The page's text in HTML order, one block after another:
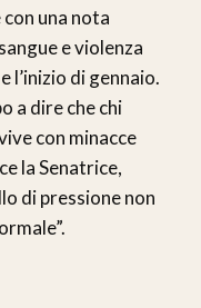
una nota
e violenza
l’inizio di gennaio.
a dire che chi
con minacce
la Senatrice,
di pressione non